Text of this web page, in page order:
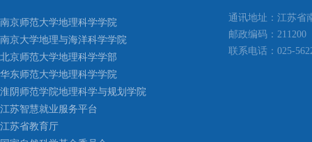
南京师范大学地理科学学院
南京大学地理与海洋科学学院
北京师范大学地理科学学部
华东师范大学地理科学学院
淮阴师范学院地理科学与规划学院
江苏智慧就业服务平台
江苏省教育厅
通讯地址：江苏省
邮政编码：211200
联系电话：025-